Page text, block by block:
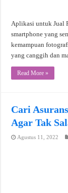
Aplikasi untuk Jual
smartphone yang
kemampuan
yang canggih dan
Read More »
Cari
Agar Tak
Agustus 11, 2022